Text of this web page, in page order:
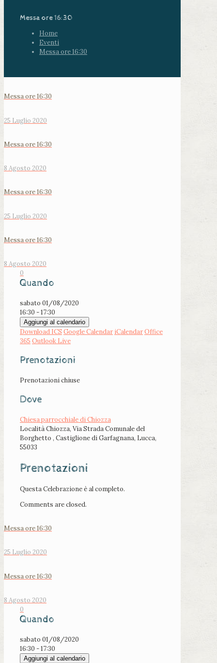
Messa ore 16:30
Home
Eventi
Messa ore 16:30
Messa ore 16:30
25 Luglio 2020
Messa ore 16:30
8 Agosto 2020
Messa ore 16:30
25 Luglio 2020
Messa ore 16:30
8 Agosto 2020
0
Quando
sabato 01/08/2020
16:30 - 17:30
Aggiungi al calendario
Download ICS Google Calendar iCalendarOffice
365 Outlook Live
Prenotazioni
Prenotazioni chiuse
Dove
Chiesa parrocchiale di Chiozza
Località Chiozza, Via Strada Comunale del
Borghetto , Castiglione di Garfagnana, Lucca,
55033
Prenotazioni
Questa Celebrazione è al completo.
Comments are closed.
Messa ore 16:30
25 Luglio 2020
Messa ore 16:30
8 Agosto 2020
0
Quando
sabato 01/08/2020
16:30 - 17:30
Aggiungi al calendario